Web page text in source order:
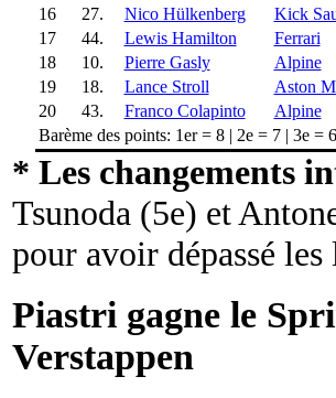
16
27. Nico Hülkenberg Kick
17
44. Lewis Hamilton Ferrari
18
10. Pierre Gasly Alpine
19
18. Lance Stroll Aston
20
43. Franco Colapinto Alpine
Barème des points: 1er = 8 | 2e = 7 | 3e =
* Les changements
Tsunoda (5e) et
pour avoir dépassé
Piastri gagne le
Verstappen